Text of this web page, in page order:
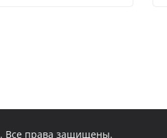
. Все права защищены.